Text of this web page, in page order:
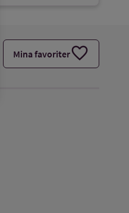
Mina favoriterfavorite